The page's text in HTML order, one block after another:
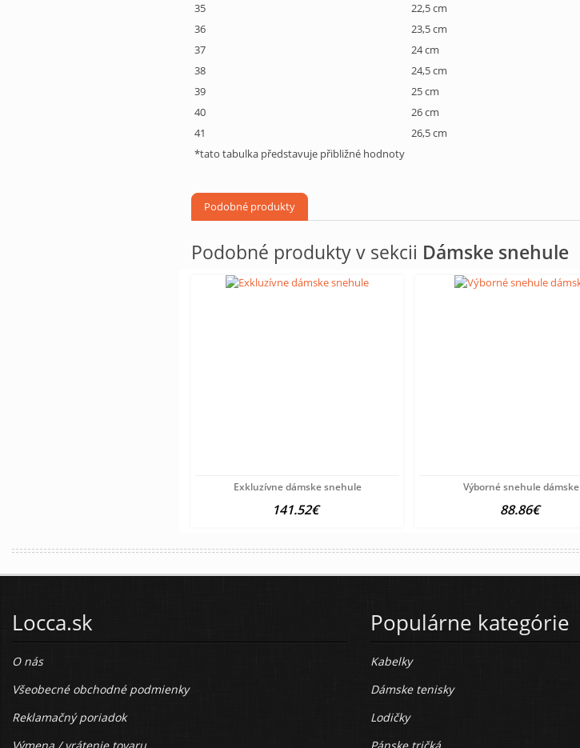
35
22,5 cm
36
23,5 cm
37
24 cm
38
24,5 cm
39
25 cm
40
26 cm
41
26,5 cm
*tato tabulka představuje přibližné hodnoty
Podobné produkty
Podobné produkty v sekcii Dámske snehule
Exkluzívne dámske snehule
141.52€
Výborné snehule dámske
88.86€
Locca.sk
O nás
Všeobecné obchodné podmienky
Reklamačný poriadok
Populárne kategórie
Kabelky
Dámske tenisky
Lodičky